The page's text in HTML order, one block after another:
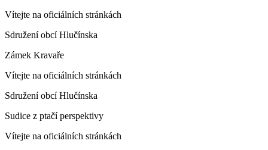
Vítejte na oficiálních stránkách
Sdružení obcí Hlučínska
Zámek Kravaře
Vítejte na oficiálních stránkách
Sdružení obcí Hlučínska
Sudice z ptačí perspektivy
Vítejte na oficiálních stránkách